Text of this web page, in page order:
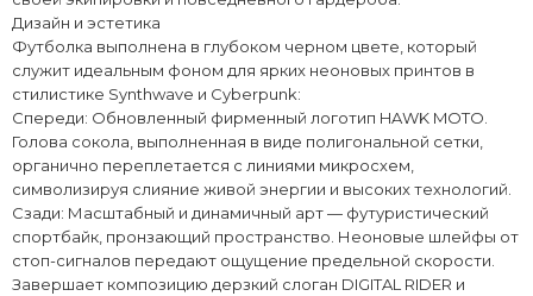
​Дизайн и эстетика
​Футболка выполнена в глубоком черном цвете, который
служит идеальным фоном для ярких неоновых принтов в
стилистике Synthwave и Cyberpunk:
​Спереди: Обновленный фирменный логотип HAWK MOTO.
Голова сокола, выполненная в виде полигональной сетки,
органично переплетается с линиями микросхем,
символизируя слияние живой энергии и высоких технологий.
​Сзади: Масштабный и динамичный арт — футуристический
спортбайк, пронзающий пространство. Неоновые шлейфы от
стоп-сигналов передают ощущение предельной скорости.
Завершает композицию дерзкий слоган DIGITAL RIDER и